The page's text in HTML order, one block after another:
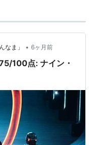
CG
なま」 • 6ヶ月前
100点: ナイン・